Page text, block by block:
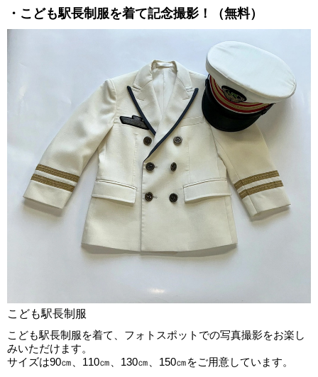
・こども駅長制服を着て記念撮影！（無料）
こども駅長制服
こども駅長制服を着て、フォトスポットでの写真撮影をお楽し
みいただけます。
サイズは90㎝、110㎝、130㎝、150㎝をご用意しています。